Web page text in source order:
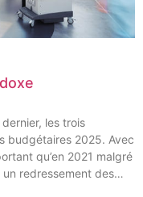
les trois
budgétaires 2025. Avec
qu’en 2021 malgré
redressement des